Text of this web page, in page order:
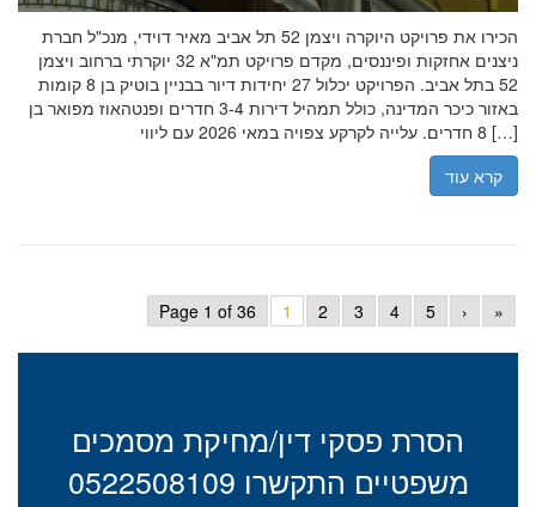
הכירו את פרויקט היוקרה ויצמן 52 תל אביב מאיר דוידי, מנכ"ל חברת
ניצנים אחזקות ופיננסים, מקדם פרויקט תמ"א 32 יוקרתי ברחוב ויצמן
52 בתל אביב. הפרויקט יכלול 27 יחידות דיור בבניין בוטיק בן 8 קומות
באזור כיכר המדינה, כולל תמהיל דירות 3-4 חדרים ופנטהאוז מפואר בן
8 חדרים. עלייה לקרקע צפויה במאי 2026 עם ליווי […]
קרא עוד
Page 1 of 36 1 2 3 4 5 › »
הסרת פסקי דין/מחיקת מסמכים
משפטיים התקשרו 0522508109